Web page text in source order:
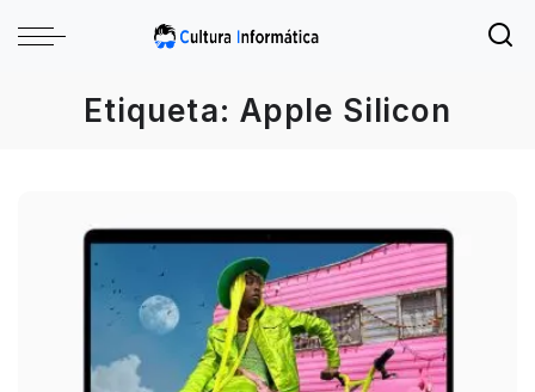
Etiqueta:Apple Silicon